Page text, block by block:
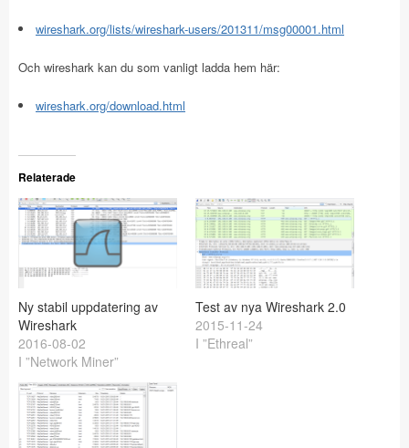
wireshark.org/lists/wireshark-users/201311/msg00001.html
Och wireshark kan du som vanligt ladda hem här:
wireshark.org/download.html
Relaterade
Ny stabil uppdatering av
Wireshark
2016-08-02
I ”Network Miner”
Test av nya Wireshark 2.0
2015-11-24
I ”Ethreal”